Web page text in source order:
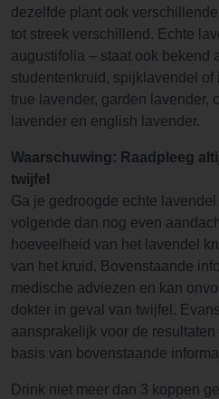
dezelfde plant ook
tot streek verschillend. Echte
augustifolia – staat ook bekend
studentenkruid, spijklavendel
true lavender, garden lavender,
lavender en english lavender.
Waarschuwing: Raadpleeg
twijfel
Ga je gedroogde echte
volgende dan nog even
hoeveelheid van het lavendel
van het kruid. Bovenstaande
medische adviezen en kan
dokter in geval van twijfel.
aansprakelijk voor de
basis van bovenstaande
Drink niet meer dan 3 koppen